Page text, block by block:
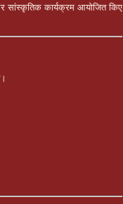
सांस्कृतिक कार्यक्रम आयोजित किए